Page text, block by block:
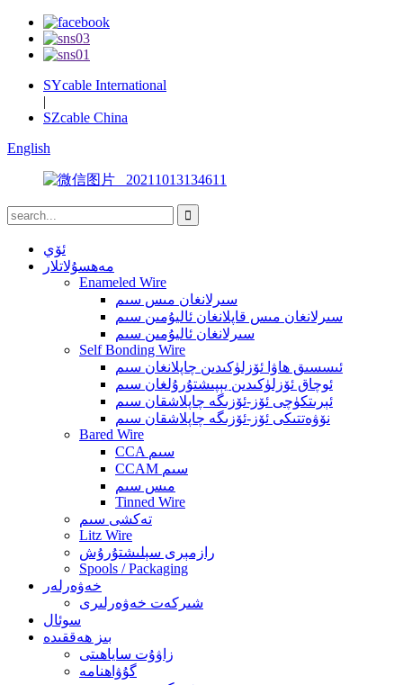
SYcable International
|
SZcable China
English
ئۆي
مەھسۇلاتلار
Enameled Wire
سىرلانغان مىس سىم
سىرلانغان مىس قاپلانغان ئاليۇمىن سىم
سىرلانغان ئاليۇمىن سىم
Self Bonding Wire
ئىسسىق ھاۋا ئۆزلۈكىدىن چاپلانغان سىم
ئوچاق ئۆزلۈكىدىن يېپىشتۇرۇلغان سىم
ئېرىتكۈچى ئۆز-ئۆزىگە چاپلاشقان سىم
نۆۋەتتىكى ئۆز-ئۆزىگە چاپلاشقان سىم
Bared Wire
CCA سىم
CCAM سىم
مىس سىم
Tinned Wire
تەكشى سىم
Litz Wire
رازمېرى سېلىشتۇرۇش
Spools / Packaging
خەۋەرلەر
شىركەت خەۋەرلىرى
سوئال
بىز ھەققىدە
زاۋۇت ساياھىتى
گۇۋاھنامە